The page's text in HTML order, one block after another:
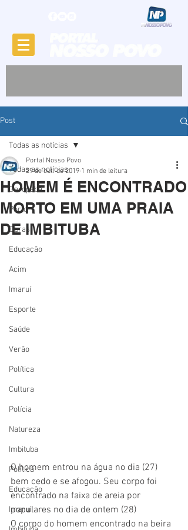
Post
Todas as notícias
Garopaba
Porto
Obras
Educação
Acim
Imaruí
Esporte
Saúde
Verão
Política
Cultura
Polícia
Natureza
Imbituba
Política
Educação
Imaruí
Todas as notícias
HOMEM É ENCONTRADO
MORTO EM UMA PRAIA
DE IMBITUBA
Portal Nosso Povo
29 de out. de 2019 1 min de leitura
O homem entrou na água no dia (27)
bem cedo e se afogou. Seu corpo foi
encontrado na faixa de areia por
populares no dia de ontem (28)
O corpo do homem encontrado na beira